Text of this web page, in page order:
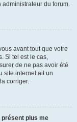
administrateur du forum.
avant tout que votre
Si tel est le cas,
de ne pas avoir été
site internet ait un
corriger.
présent plus me